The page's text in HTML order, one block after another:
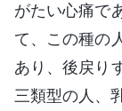
がたい心痛で
て、この種の
あり、後戻り
三類型の人、